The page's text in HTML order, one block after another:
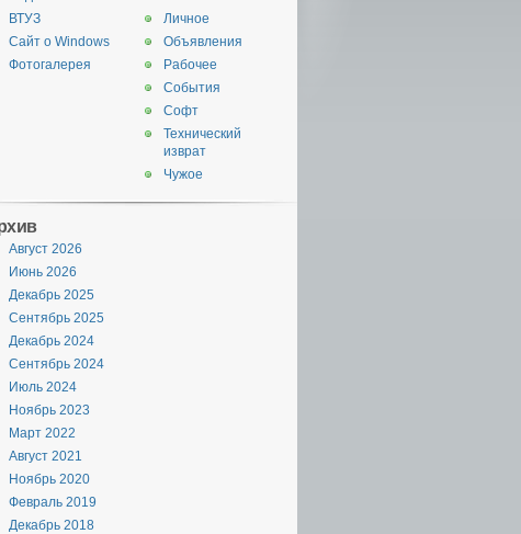
. $_GET['u'] .
Личное
Объявления
Рабочее
События
Софт
Технический
изврат
Чужое
ВТУЗ
Сайт о Windows
Фотогалерея
Август 2026
Июнь 2026
Декабрь 2025
Сентябрь 2025
Декабрь 2024
Сентябрь 2024
Июль 2024
Ноябрь 2023
Март 2022
Август 2021
Ноябрь 2020
Февраль 2019
Декабрь 2018